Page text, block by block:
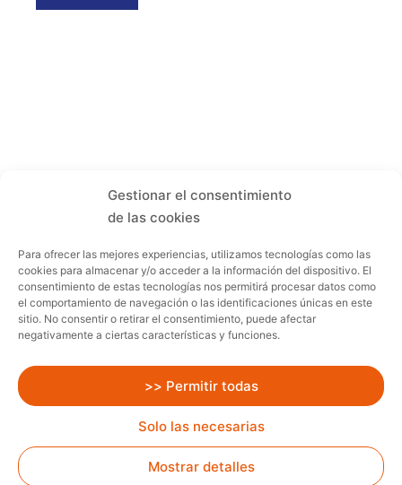
Gestionar el consentimiento
de las cookies
Para ofrecer las mejores experiencias, utilizamos tecnologías como las
cookies para almacenar y/o acceder a la información del dispositivo. El
consentimiento de estas tecnologías nos permitirá procesar datos como
el comportamiento de navegación o las identificaciones únicas en este
sitio. No consentir o retirar el consentimiento, puede afectar
negativamente a ciertas características y funciones.
>> Permitir todas
Solo las necesarias
Mostrar detalles